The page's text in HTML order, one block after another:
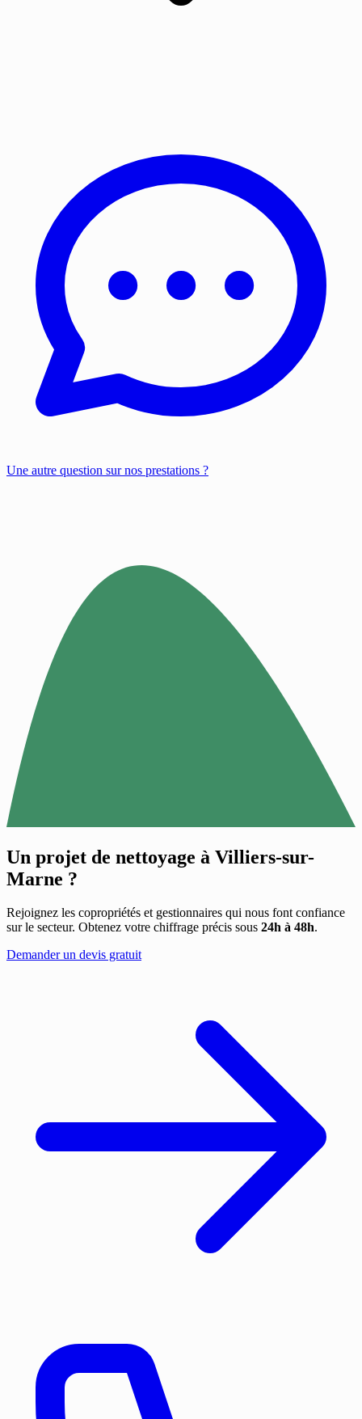
Une autre question sur nos prestations ?
Un projet de nettoyage à Villiers-sur-
Marne ?
Rejoignez les copropriétés et gestionnaires qui nous font confiance
sur le secteur. Obtenez votre chiffrage précis sous 24h à 48h.
Demander un devis gratuit